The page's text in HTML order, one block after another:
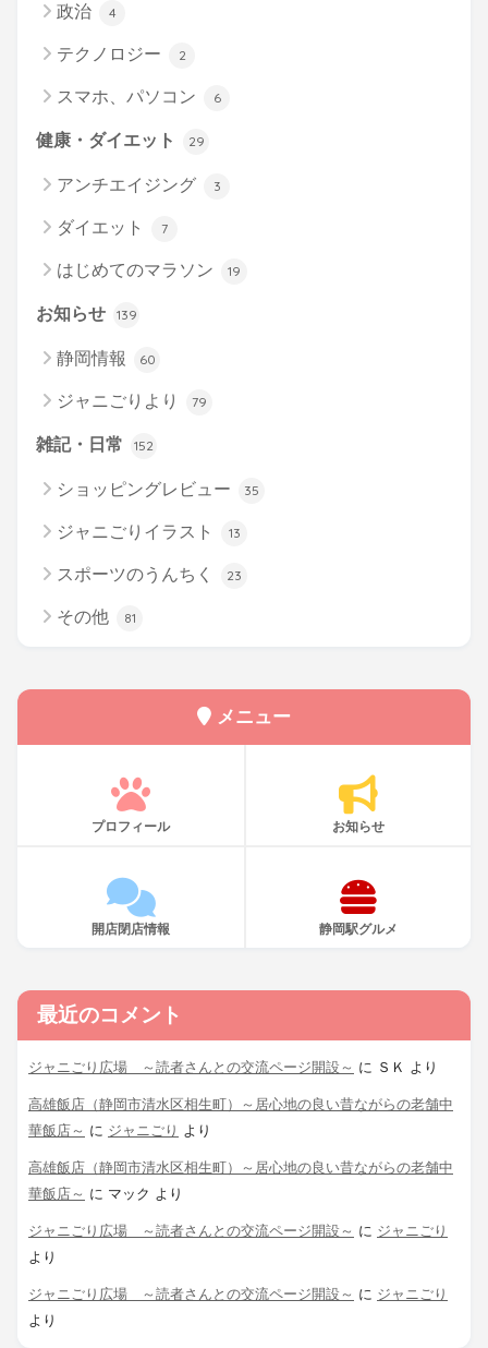
政治 4
テクノロジー 2
スマホ、パソコン 6
健康・ダイエット 29
アンチエイジング 3
ダイエット 7
はじめてのマラソン 19
お知らせ 139
静岡情報 60
ジャニごりより 79
雑記・日常 152
ショッピングレビュー 35
ジャニごりイラスト 13
スポーツのうんちく 23
その他 81
メニュー
プロフィール お知らせ
開店閉店情報 静岡駅グルメ
最近のコメント
ジャニごり広場 ～読者さんとの交流ページ開設～ に ＳＫ より
高雄飯店（静岡市清水区相生町）～居心地の良い昔ながらの老舗中
華飯店～ に ジャニごり より
高雄飯店（静岡市清水区相生町）～居心地の良い昔ながらの老舗中
華飯店～ に マック より
ジャニごり広場 ～読者さんとの交流ページ開設～ に ジャニごり
より
ジャニごり広場 ～読者さんとの交流ページ開設～ に ジャニごり
より